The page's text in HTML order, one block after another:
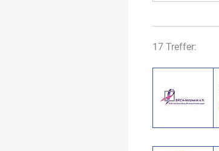
17 Treffer: